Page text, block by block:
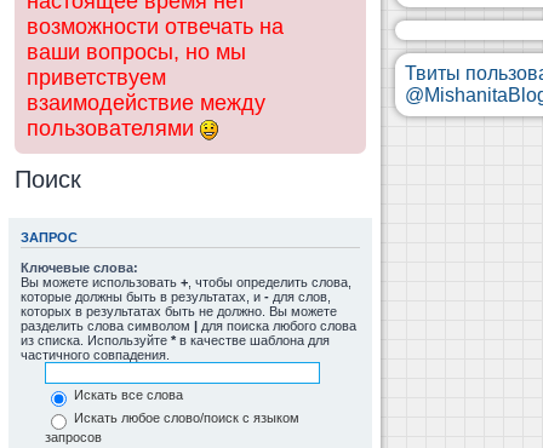
возможности отвечать на
ваши вопросы, но мы
приветствуем
взаимодействие между
пользователями
Поиск
ЗАПРОС
Ключевые слова:
Вы можете использовать + , чтобы определить слова,
которые должны быть в результатах, и - для слов,
которых в результатах быть не должно. Вы можете
разделить слова символом | для поиска любого слова
из списка. Используйте * в качестве шаблона для
частичного совпадения.
Искать все слова
Искать любое слово/поиск с языком
запросов
Твиты